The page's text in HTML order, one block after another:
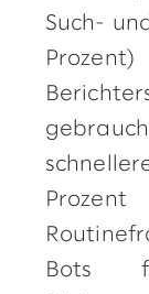
Such-
Bots